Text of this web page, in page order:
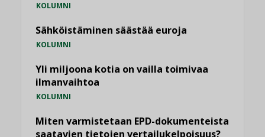
KOLUMNI
Sähköistäminen säästää euroja
KOLUMNI
Yli miljoona kotia on vailla toimivaa
ilmanvaihtoa
KOLUMNI
Miten varmistetaan EPD-dokumenteista
saatavien tietojen vertailukelpoisuus?